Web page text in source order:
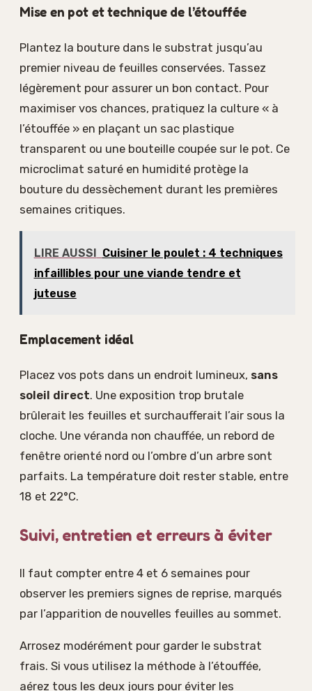
Mise en pot et technique de l’étouffée
Plantez la bouture dans le substrat jusqu’au
premier niveau de feuilles conservées. Tassez
légèrement pour assurer un bon contact. Pour
maximiser vos chances, pratiquez la culture « à
l’étouffée » en plaçant un sac plastique
transparent ou une bouteille coupée sur le pot. Ce
microclimat saturé en humidité protège la
bouture du dessèchement durant les premières
semaines critiques.
LIRE AUSSI Cuisiner le poulet : 4 techniques
infaillibles pour une viande tendre et
juteuse
Emplacement idéal
Placez vos pots dans un endroit lumineux, sans
soleil direct. Une exposition trop brutale
brûlerait les feuilles et surchaufferait l’air sous la
cloche. Une véranda non chauffée, un rebord de
fenêtre orienté nord ou l’ombre d’un arbre sont
parfaits. La température doit rester stable, entre
18 et 22°C.
Suivi, entretien et erreurs à éviter
Il faut compter entre 4 et 6 semaines pour
observer les premiers signes de reprise, marqués
par l’apparition de nouvelles feuilles au sommet.
Arrosez modérément pour garder le substrat
frais. Si vous utilisez la méthode à l’étouffée,
aérez tous les deux jours pour éviter les